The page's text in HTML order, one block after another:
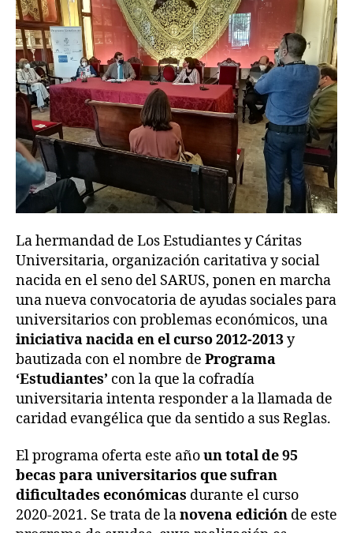
La hermandad de Los Estudiantes y Cáritas
Universitaria, organización caritativa y social
nacida en el seno del SARUS, ponen en marcha
una nueva convocatoria de ayudas sociales para
universitarios con problemas económicos, una
iniciativa nacida en el curso 2012-2013y
bautizada con el nombre de Programa
‘Estudiantes’ con la que la cofradía
universitaria intenta responder a la llamada de
caridad evangélica que da sentido a sus Reglas.
El programa oferta este añoun total de 95
becas para universitarios que sufran
dificultades económicas durante el curso
2020-2021. Se trata de lanovena edición de este